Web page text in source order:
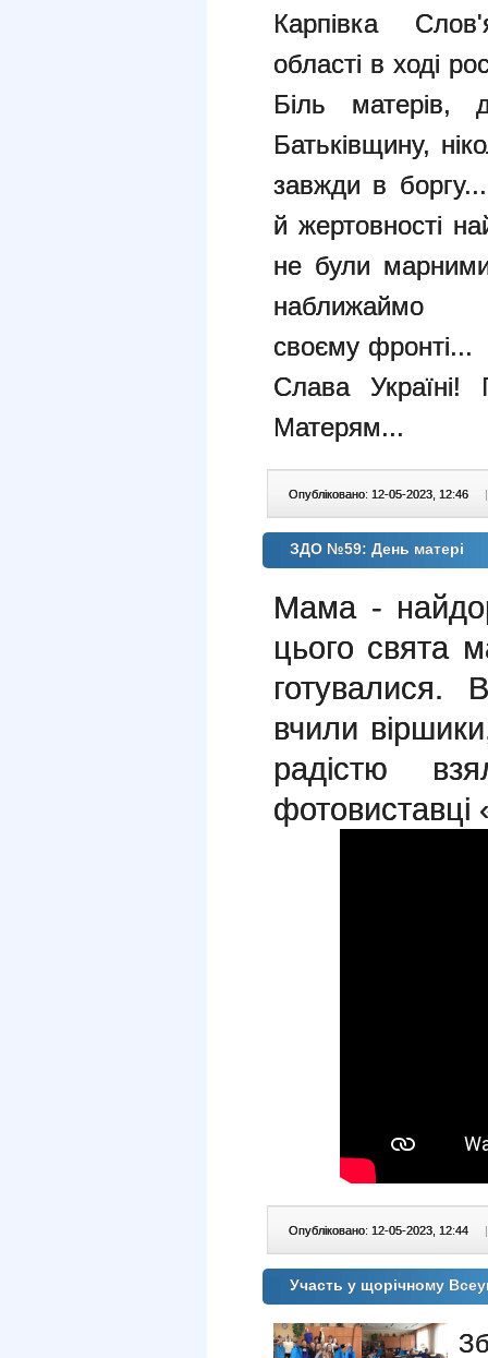
Карпівка
області в ході
Біль матерів,
Батьківщину,
завжди в
й жертовності
не були
своєму фронті...
Слава Україні!
Матерям...
Опубліковано: 12-05-2023, 12:46 |
ЗДО №59: День матері
Мама -
цього свята
готувалися.
вчили
радістю
Опубліковано: 12-05-2023, 12:44 |
Участь у щорічному